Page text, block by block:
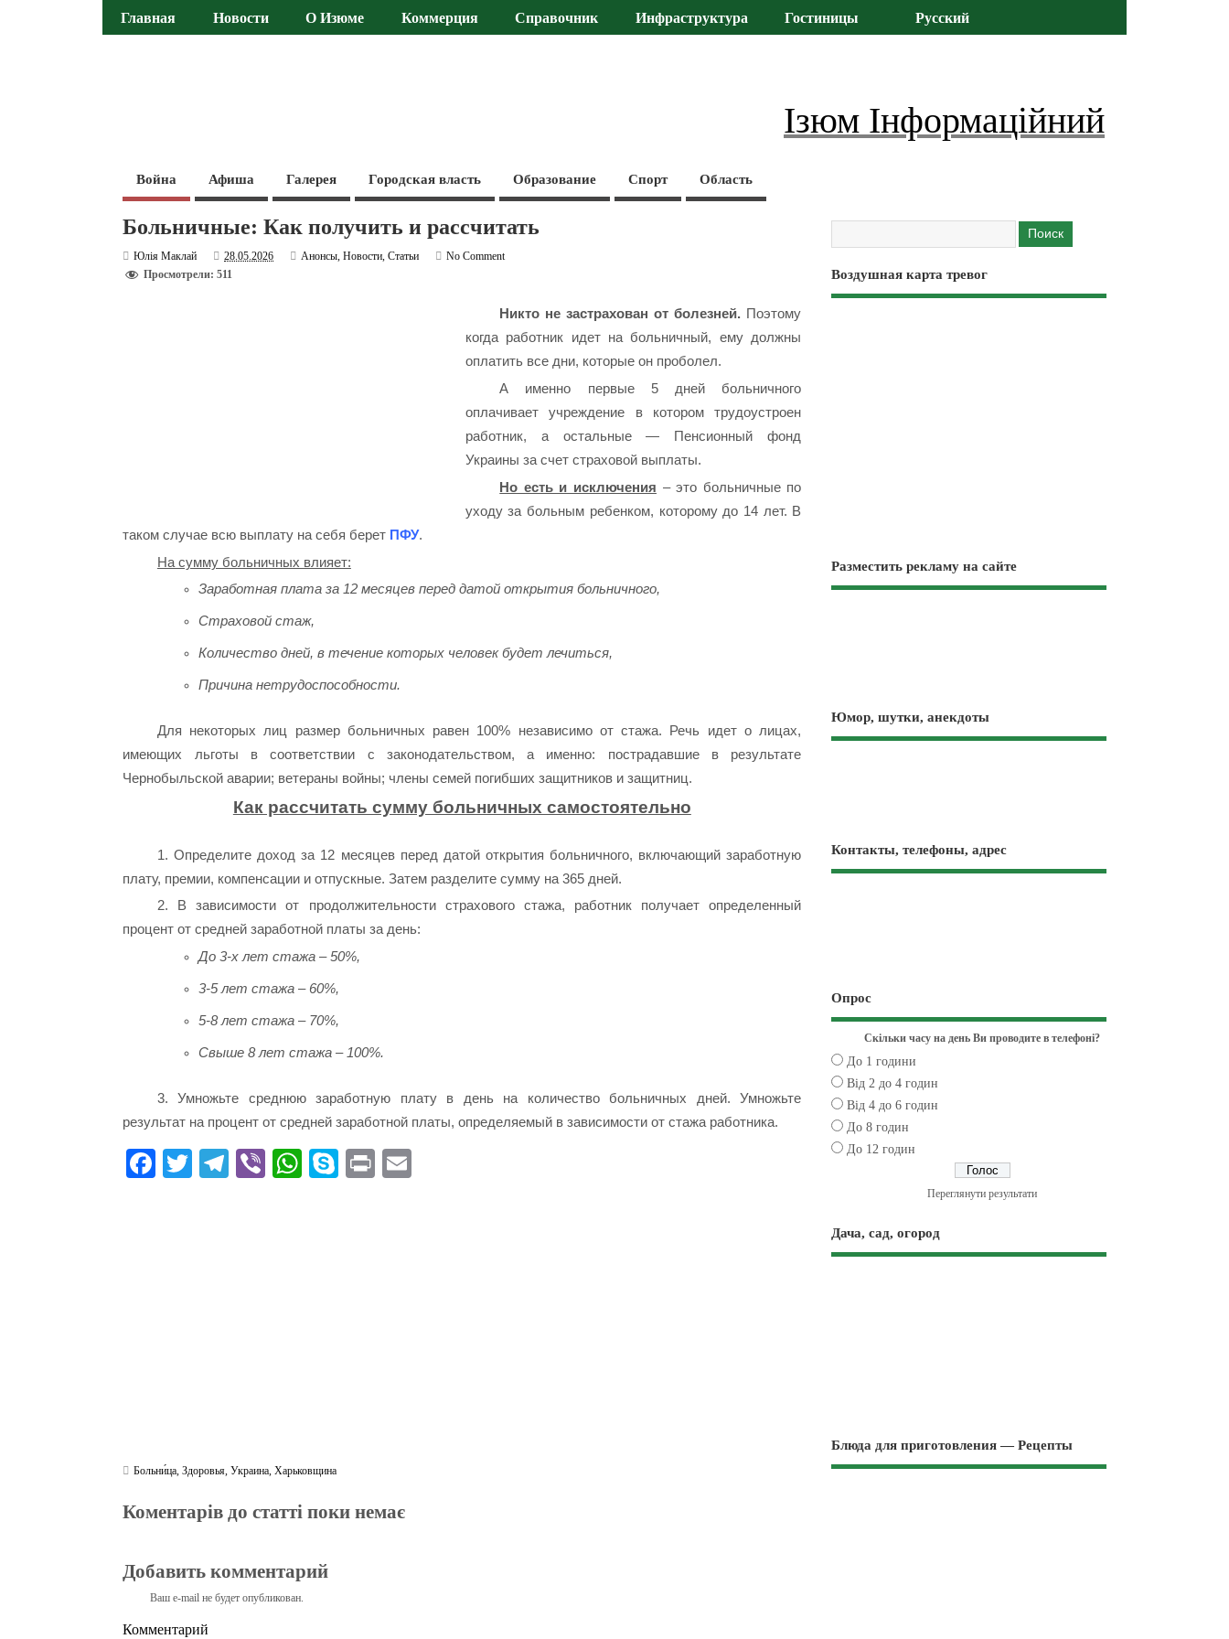
Главная Новости О Изюме Коммерция Справочник Инфраструктура Гостиницы Русский
Ізюм Інформаційний
Война Афиша Галерея Городская власть Образование Спорт Область
Больничные: Как получить и рассчитать
Юлія Маклай 28.05.2026 Анонсы,Новости,Статьи
No Comment
Просмотрели: 511
Никто не застрахован от болезней. Поэтому
когда работник идет на больничный, ему должны
оплатить все дни, которые он проболел.
А именно первые 5 дней больничного
оплачивает учреждение в котором трудоустроен
работник, а остальные — Пенсионный фонд
Украины за счет страховой выплаты.
Но есть и исключения – это больничные по
уходу за больным ребенком, которому до 14 лет. В
таком случае всю выплату на себя берет ПФУ.
На сумму больничных влияет:
Заработная плата за 12 месяцев перед датой открытия больничного,
Страховой стаж,
Количество дней, в течение которых человек будет лечиться,
Причина нетрудоспособности.
Для некоторых лиц размер больничных равен 100% независимо от стажа. Речь идет о лицах,
имеющих льготы в соответствии с законодательством, а именно: пострадавшие в результате
Чернобыльской аварии; ветераны войны; члены семей погибших защитников и защитниц.
Как рассчитать сумму больничных самостоятельно
1. Определите доход за 12 месяцев перед датой открытия больничного, включающий заработную
плату, премии, компенсации и отпускные. Затем разделите сумму на 365 дней.
2. В зависимости от продолжительности страхового стажа, работник получает определенный
процент от средней заработной платы за день:
До 3-х лет стажа – 50%,
3-5 лет стажа – 60%,
5-8 лет стажа – 70%,
Свыше 8 лет стажа – 100%.
3. Умножьте среднюю заработную плату в день на количество больничных дней. Умножьте
результат на процент от средней заработной платы, определяемый в зависимости от стажа работника.
Fa T
Te Vi
W
S
Pr
Больни́ца,Здоровья,Украина,Харьковщина
Коментарів до статті поки немає
Добавить комментарий
Ваш e-mail не будет опубликован.
Комментарий
Воздушная карта тревог
Разместить рекламу на сайте
Юмор, шутки, анекдоты
Контакты, телефоны, адрес
Опрос
Скільки часу на день Ви проводите в телефоні?
До 1 години
Від 2 до 4 годин
Від 4 до 6 годин
До 8 годин
До 12 годин
Переглянути результати
Дача, сад, огород
Блюда для приготовления — Рецепты